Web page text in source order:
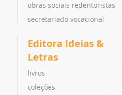
obras sociais redentoristas
secretariado vocacional
Editora Ideias &
Letras
livros
coleções